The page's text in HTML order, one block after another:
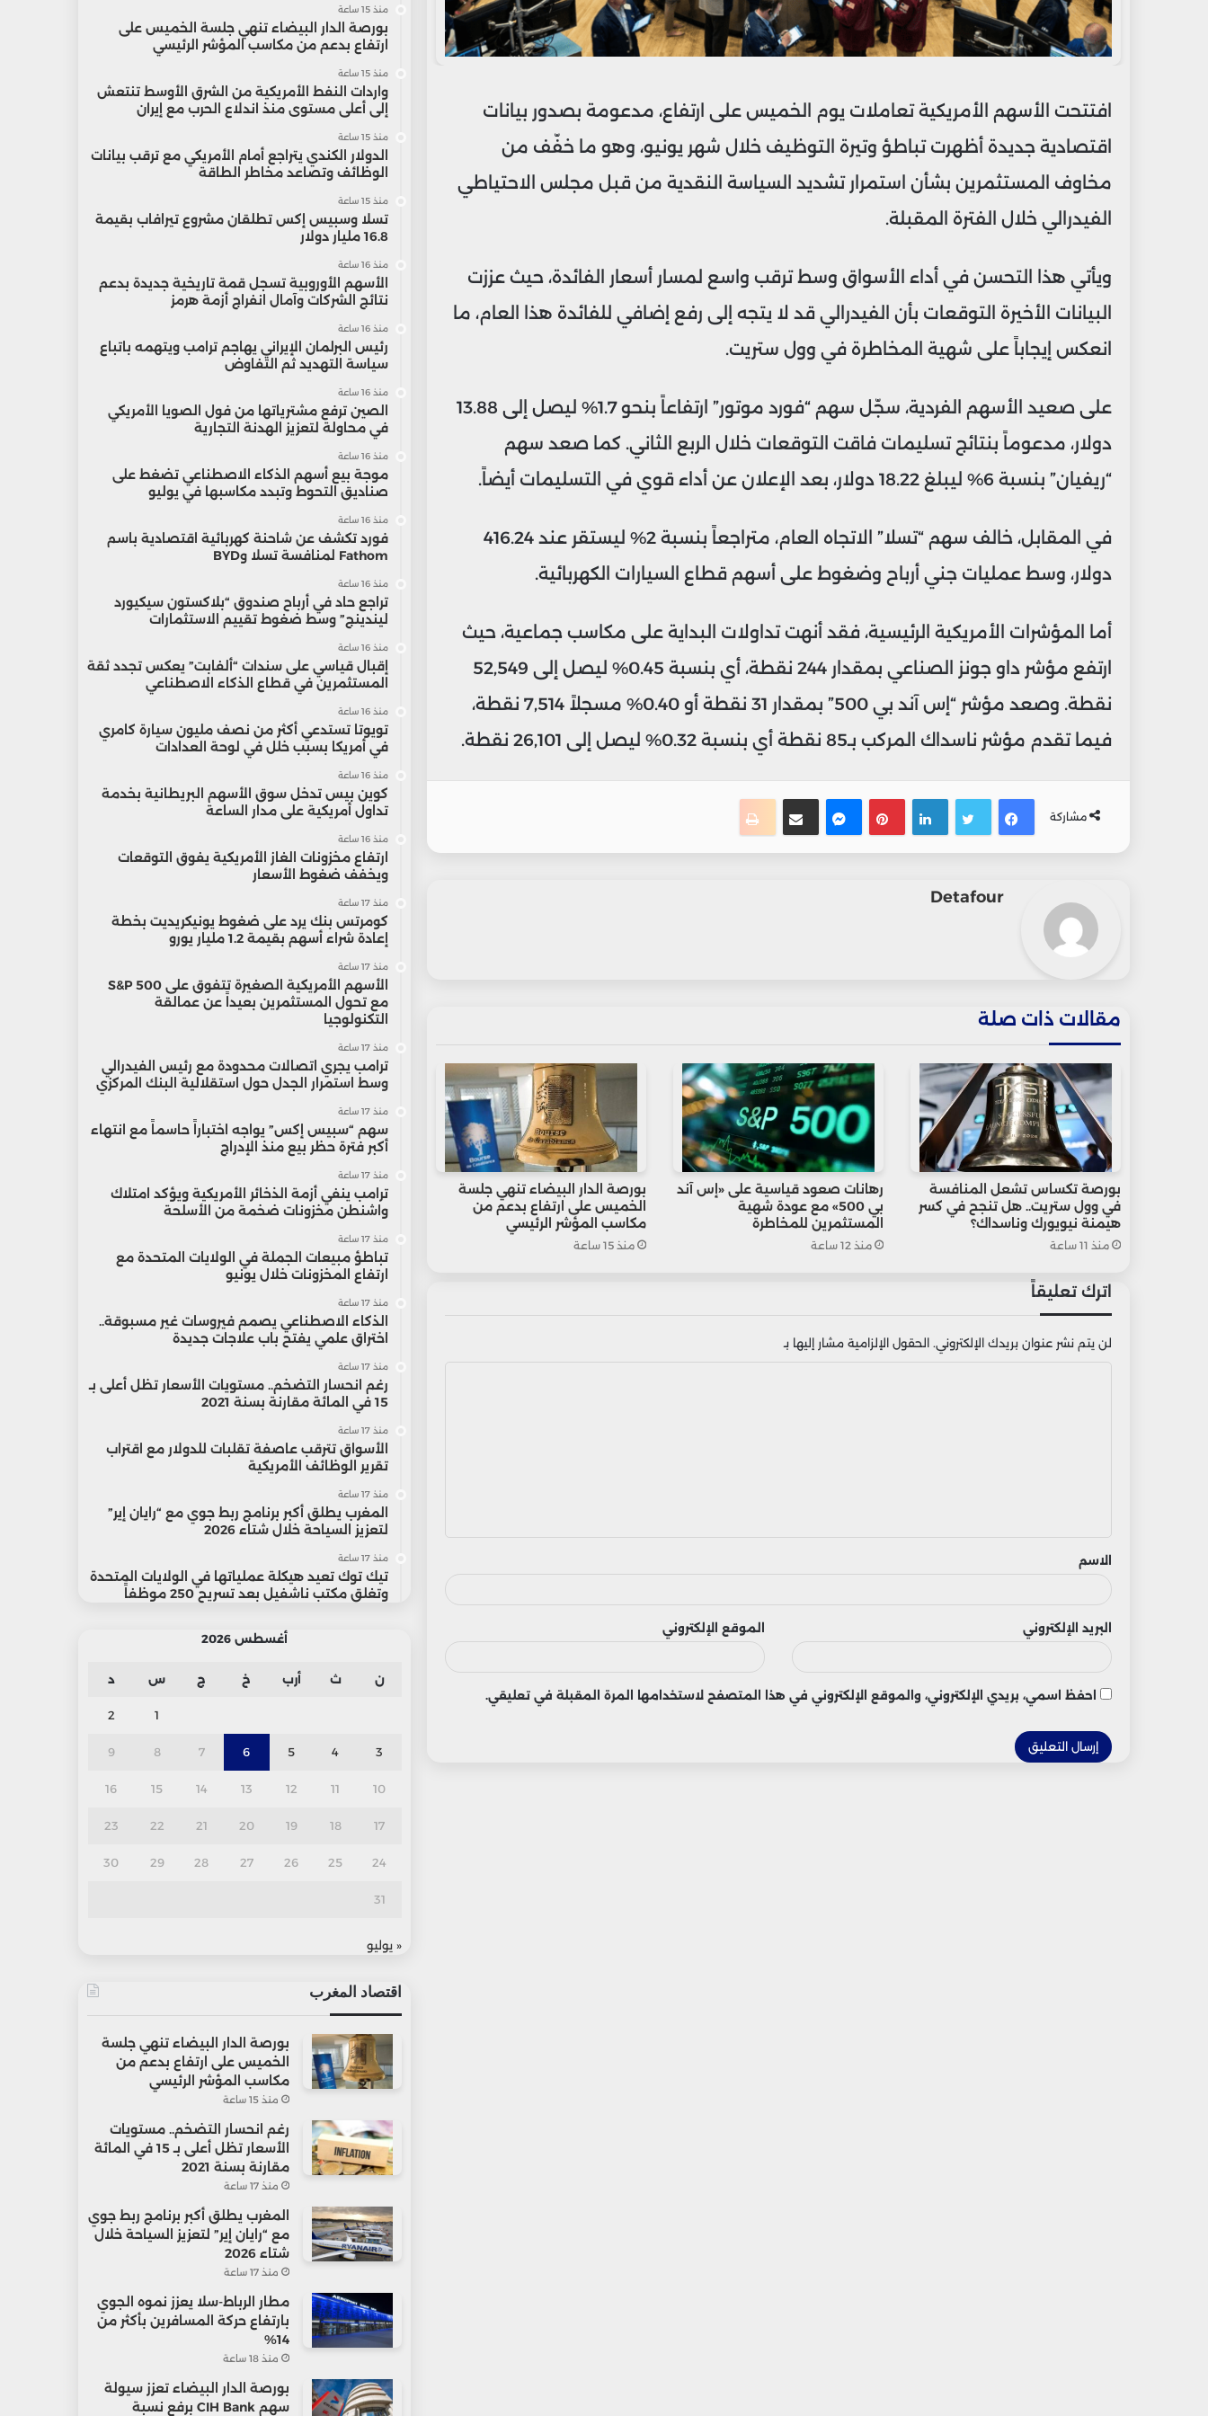
افتتحت الأسهم الأمريكية تعاملات يوم الخميس على ارتفاع، مدعومة بصدور بيانات
اقتصادية جديدة أظهرت تباطؤ وتيرة التوظيف خلال شهر يونيو، وهو ما خفّف من
مخاوف المستثمرين بشأن استمرار تشديد السياسة النقدية من قبل مجلس الاحتياطي
الفيدرالي خلال الفترة المقبلة.
ويأتي هذا التحسن في أداء الأسواق وسط ترقب واسع لمسار أسعار الفائدة، حيث عززت
البيانات الأخيرة التوقعات بأن الفيدرالي قد لا يتجه إلى رفع إضافي للفائدة هذا العام، ما
انعكس إيجاباً على شهية المخاطرة في وول ستريت.
على صعيد الأسهم الفردية، سجّل سهم “فورد موتور” ارتفاعاً بنحو 1.7% ليصل إلى 13.88
دولار، مدعوماً بنتائج تسليمات فاقت التوقعات خلال الربع الثاني. كما صعد سهم
“ريفيان” بنسبة 6% ليبلغ 18.22 دولار، بعد الإعلان عن أداء قوي في التسليمات أيضاً.
في المقابل، خالف سهم “تسلا” الاتجاه العام، متراجعاً بنسبة 2% ليستقر عند 416.24
دولار، وسط عمليات جني أرباح وضغوط على أسهم قطاع السيارات الكهربائية.
أما المؤشرات الأمريكية الرئيسية، فقد أنهت تداولات البداية على مكاسب جماعية، حيث
ارتفع مؤشر داو جونز الصناعي بمقدار 244 نقطة، أي بنسبة 0.45% ليصل إلى 52,549
نقطة. وصعد مؤشر “إس آند بي 500” بمقدار 31 نقطة أو 0.40% مسجلاً 7,514 نقطة،
فيما تقدم مؤشر ناسداك المركب بـ85 نقطة أي بنسبة 0.32% ليصل إلى 26,101 نقطة.
مشاركة
فيسبوك
تويتر لينكدإنبينتيريست
ماسنجرمشاركة عبر البريدطباعة
Detafour
مقالات ذات صلة
بورصة تكساس تشعل المنافسة
في وول ستريت.. هل تنجح في كسر
هيمنة نيويورك وناسداك؟
منذ 11 ساعة
رهانات صعود قياسية على «إس آند
بي 500» مع عودة شهية
المستثمرين للمخاطرة
منذ 12 ساعة
بورصة الدار البيضاء تنهي جلسة
الخميس على ارتفاع بدعم من
مكاسب المؤشر الرئيسي
منذ 15 ساعة
اترك تعليقاً
لن يتم نشر عنوان بريدك الإلكتروني. الحقول الإلزامية مشار إليها بـ
ق
الاسم
البريد الإلكتروني الموقع الإلكتروني
احفظ اسمي، بريدي الإلكتروني، والموقع الإلكتروني في هذا المتصفح لاستخدامها المرة المقبلة في تعليقي.
منذ 15 ساعة
بورصة الدار البيضاء تنهي جلسة الخميس على
ارتفاع بدعم من مكاسب المؤشر الرئيسي
منذ 15 ساعة
واردات النفط الأمريكية من الشرق الأوسط تنتعش
إلى أعلى مستوى منذ اندلاع الحرب مع إيران
منذ 15 ساعة
الدولار الكندي يتراجع أمام الأمريكي مع ترقب بيانات
الوظائف وتصاعد مخاطر الطاقة
منذ 15 ساعة
تسلا وسبيس إكس تطلقان مشروع تيرافاب بقيمة
16.8 مليار دولار
منذ 16 ساعة
الأسهم الأوروبية تسجل قمة تاريخية جديدة بدعم
نتائج الشركات وآمال انفراج أزمة هرمز
منذ 16 ساعة
رئيس البرلمان الإيراني يهاجم ترامب ويتهمه باتباع
سياسة التهديد ثم التفاوض
منذ 16 ساعة
الصين ترفع مشترياتها من فول الصويا الأمريكي
في محاولة لتعزيز الهدنة التجارية
منذ 16 ساعة
موجة بيع أسهم الذكاء الاصطناعي تضغط على
صناديق التحوط وتبدد مكاسبها في يوليو
منذ 16 ساعة
فورد تكشف عن شاحنة كهربائية اقتصادية باسم
Fathom لمنافسة تسلا وBYD
منذ 16 ساعة
تراجع حاد في أرباح صندوق “بلاكستون سيكيورد
ليندينج” وسط ضغوط تقييم الاستثمارات
منذ 16 ساعة
إقبال قياسي على سندات “ألفابت” يعكس تجدد ثقة
المستثمرين في قطاع الذكاء الاصطناعي
منذ 16 ساعة
تويوتا تستدعي أكثر من نصف مليون سيارة كامري
في أمريكا بسبب خلل في لوحة العدادات
منذ 16 ساعة
كوين بيس تدخل سوق الأسهم البريطانية بخدمة
تداول أمريكية على مدار الساعة
منذ 16 ساعة
ارتفاع مخزونات الغاز الأمريكية يفوق التوقعات
ويخفف ضغوط الأسعار
منذ 17 ساعة
كومرتس بنك يرد على ضغوط يونيكريديت بخطة
إعادة شراء أسهم بقيمة 1.2 مليار يورو
منذ 17 ساعة
الأسهم الأمريكية الصغيرة تتفوق على S&P 500
مع تحول المستثمرين بعيداً عن عمالقة
التكنولوجيا
منذ 17 ساعة
ترامب يجري اتصالات محدودة مع رئيس الفيدرالي
وسط استمرار الجدل حول استقلالية البنك المركزي
منذ 17 ساعة
سهم “سبيس إكس” يواجه اختباراً حاسماً مع انتهاء
أكبر فترة حظر بيع منذ الإدراج
منذ 17 ساعة
ترامب ينفي أزمة الذخائر الأمريكية ويؤكد امتلاك
واشنطن مخزونات ضخمة من الأسلحة
منذ 17 ساعة
تباطؤ مبيعات الجملة في الولايات المتحدة مع
ارتفاع المخزونات خلال يونيو
منذ 17 ساعة
الذكاء الاصطناعي يصمم فيروسات غير مسبوقة..
اختراق علمي يفتح باب علاجات جديدة
منذ 17 ساعة
رغم انحسار التضخم.. مستويات الأسعار تظل أعلى بـ
15 في المائة مقارنة بسنة 2021
منذ 17 ساعة
الأسواق تترقب عاصفة تقلبات للدولار مع اقتراب
تقرير الوظائف الأمريكية
منذ 17 ساعة
المغرب يطلق أكبر برنامج ربط جوي مع “رايان إير”
لتعزيز السياحة خلال شتاء 2026
منذ 17 ساعة
تيك توك تعيد هيكلة عملياتها في الولايات المتحدة
وتغلق مكتب ناشفيل بعد تسريح 250 موظفاً
أغسطس 2026
ن ث أرب خ ج س د
1
2
3
4
5
6
7
8
9
10
11
12
13
14
15
16
17
18
19
20
21
22
23
24
25
26
27
28
29
30
31
« يوليو
اقتصاد المغرب
بورصة الدار البيضاء تنهي جلسة
الخميس على ارتفاع بدعم من
مكاسب المؤشر الرئيسي
منذ 15 ساعة
رغم انحسار التضخم.. مستويات
الأسعار تظل أعلى بـ 15 في المائة
مقارنة بسنة 2021
منذ 17 ساعة
المغرب يطلق أكبر برنامج ربط جوي
مع “رايان إير” لتعزيز السياحة خلال
شتاء 2026
منذ 17 ساعة
مطار الرباط-سلا يعزز نموه الجوي
بارتفاع حركة المسافرين بأكثر من
14%
منذ 18 ساعة
بورصة الدار البيضاء تعزز سيولة
سهم CIH Bank برفع نسبة